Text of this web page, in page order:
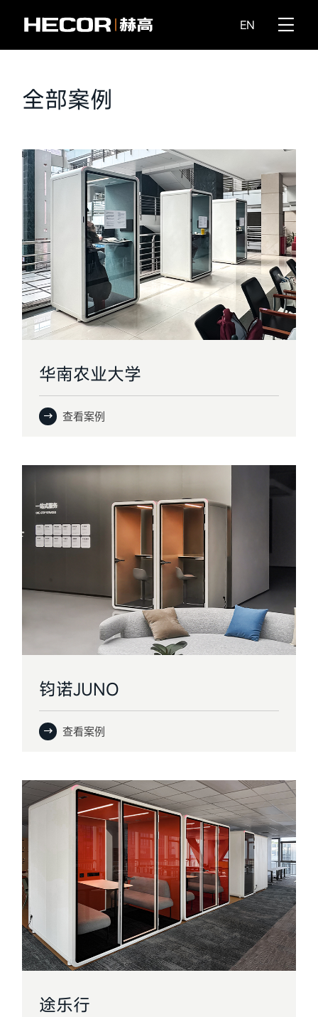
EN
全部案例
华南农业大学
查看案例
钧诺JUNO
查看案例
途乐行